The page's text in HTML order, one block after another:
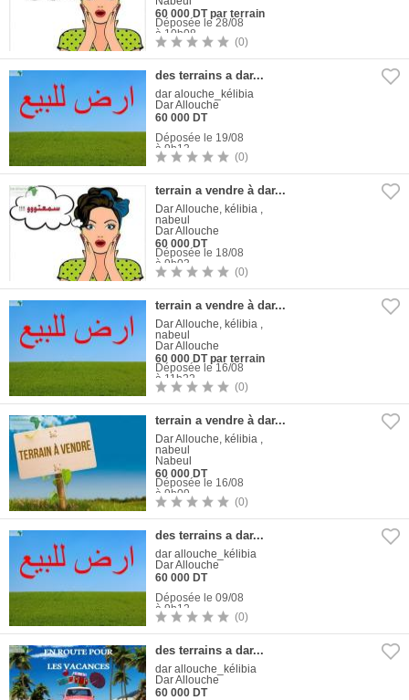
Déposée le 28/08
à 10h08
60 000 DT par terrain
(0)
des terrains a dar...
Déposée le 19/08
à 9h13
dar alouche_kélibia
Dar Allouche
60 000 DT
(0)
terrain a vendre à dar...
Déposée le 18/08
à 9h03
Dar Allouche, kélibia ,
nabeul
Dar Allouche
60 000 DT
(0)
terrain a vendre à dar...
Déposée le 16/08
à 11h22
Dar Allouche, kélibia ,
nabeul
Dar Allouche
60 000 DT par terrain
(0)
terrain a vendre à dar...
Déposée le 16/08
à 9h09
Dar Allouche, kélibia ,
nabeul
Nabeul
60 000 DT
(0)
des terrains a dar...
Déposée le 09/08
à 9h12
dar allouche_kélibia
Dar Allouche
60 000 DT
(0)
des terrains a dar...
dar allouche_kélibia
Dar Allouche
60 000 DT